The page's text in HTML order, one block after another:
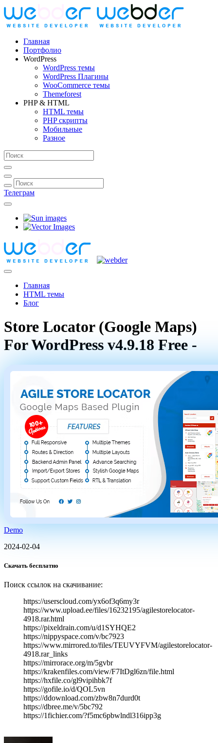
Главная
Портфолио
WordPress
WordPress темы
WordPress Плагины
WooCommerce темы
Themeforest
PHP & HTML
HTML темы
PHP скрипты
Мобильные
Разное
Телеграм
Главная
HTML темы
Блог
Store Locator (Google Maps)
For WordPress v4.9.18 Free -
Demo
2024-02-04
Скачать бесплатно
Поиск ссылок на скачивание:
https://userscloud.com/yx6of3q6my3r
https://www.upload.ee/files/16232195/agilestorelocator-
4918.rar.html
https://pixeldrain.com/u/d1SYHQE2
https://nippyspace.com/v/bc7923
https://www.mirrored.to/files/TEUVYFVM/agilestorelocator-
4918.rar_links
https://mirrorace.org/m/5gvbr
https://krakenfiles.com/view/F7ItDgl6zn/file.html
https://hxfile.co/gl9vipihbk7f
https://gofile.io/d/QOL5vn
https://ddownload.com/zbw8n7durd0t
https://dbree.me/v/5bc792
https://1fichier.com/?f5mc6pbwlndl316ipp3g